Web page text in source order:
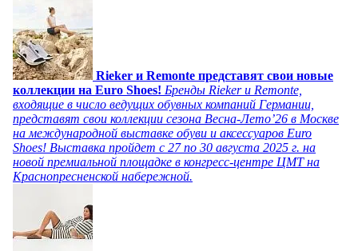
Rieker и Remonte представят свои новые
коллекции на Euro Shoes! Бренды Rieker и Remonte,
входящие в число ведущих обувных компаний Германии,
представят свои коллекции сезона Весна-Лето’26 в Москве
на международной выставке обуви и аксессуаров Euro
Shoes! Выставка пройдет c 27 по 30 августа 2025 г. на
новой премиальной площадке в конгресс-центре ЦМТ на
Краснопресненской набережной.